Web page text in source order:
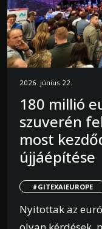
2026. június 22.
180 millió
szuverén
most
újjáépítése
#GITEXAIEUROPE
Nyitottak az